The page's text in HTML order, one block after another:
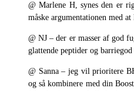
@ Marlene H, synes den er
måske argumentationen med
@ NJ – der er masser af god
glattende peptider og
@ Sanna – jeg vil prioritere
og så kombinere med din